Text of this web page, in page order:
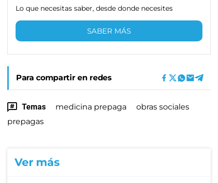
Lo que necesitas saber, desde donde necesites
SABER MÁS
Para compartir en redes
Temas medicina prepaga
obras sociales
prepagas
Ver más